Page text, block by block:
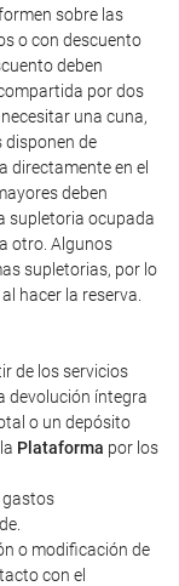
sobre las
o con descuento
deben
por dos
una cuna,
disponen de
directamente en el
deben
supletoria ocupada
otro. Algunos
supletorias, por lo
hacer la reserva.
de los servicios
devolución íntegra
o un depósito
Plataforma por los
gastos
o modificación de
con el